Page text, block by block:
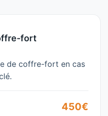
fort
de coffre-fort en cas
450€